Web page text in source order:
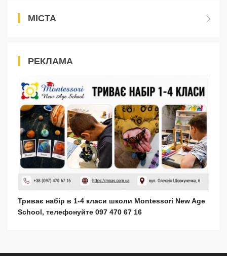
МІСТА
РЕКЛАМА
Триває набір в 1-4 класи школи Montessori New Age
School, телефонуйте 097 470 67 16